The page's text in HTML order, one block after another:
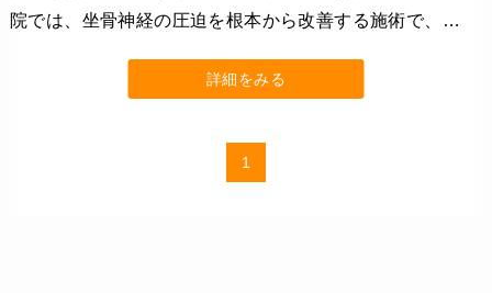
院では、坐骨神経の圧迫を根本から改善する施術で、…
詳細をみる
1